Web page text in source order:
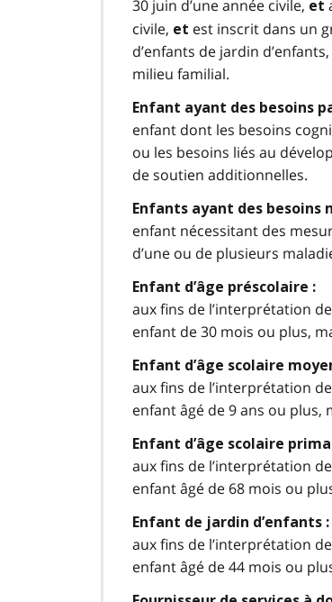
30 juin d’une année civile, et
civile, et est inscrit dans un
d’enfants de jardin
milieu familial.
Enfant ayant des besoins
enfant dont les besoins
ou les besoins liés au
de soutien additionnelles.
Enfants ayant des besoins
enfant nécessitant des
d’une ou de plusieurs
Enfant d’âge préscolaire :
aux fins de l’interprétation
enfant de 30 mois ou plus,
Enfant d’âge scolaire
aux fins de l’interprétation
enfant âgé de 9 ans ou plus,
Enfant d’âge scolaire
aux fins de l’interprétation
enfant âgé de 68 mois ou
Enfant de jardin d’enfants :
aux fins de l’interprétation
enfant âgé de 44 mois ou